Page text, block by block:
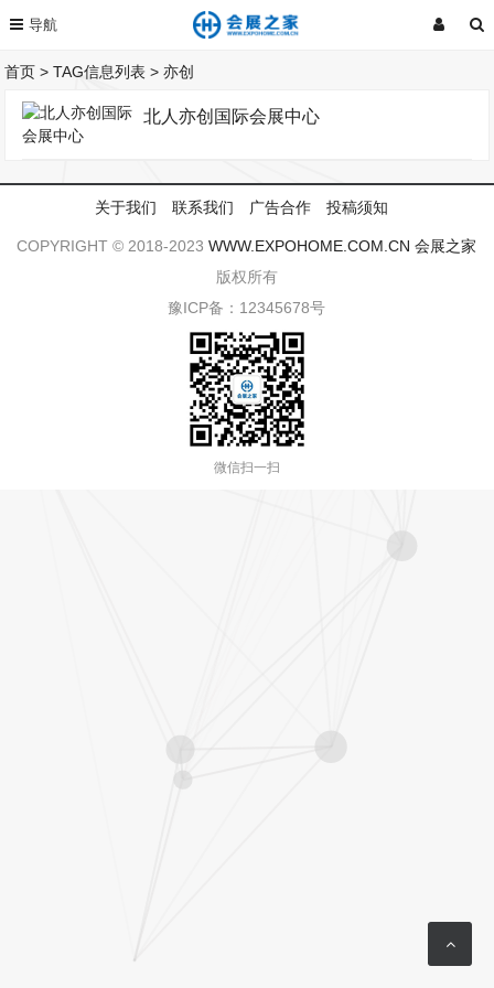
首页 > TAG信息列表 > 亦创
北人亦创国际会展中心
关于我们 联系我们 广告合作 投稿须知
COPYRIGHT © 2018-2023WWW.EXPOHOME.COM.CN 会展之家
版权所有
豫ICP备：12345678号
微信扫一扫